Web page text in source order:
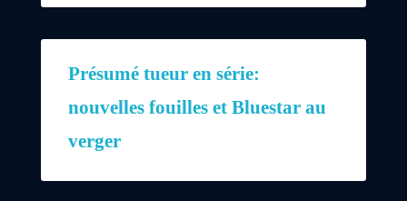
Présumé tueur en série:
nouvelles fouilles et Bluestar au
verger